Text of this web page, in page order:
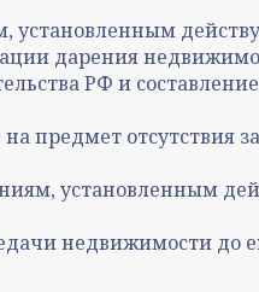
установленным
дарения
РФ и
предмет отсутствия
установленным
недвижимости до